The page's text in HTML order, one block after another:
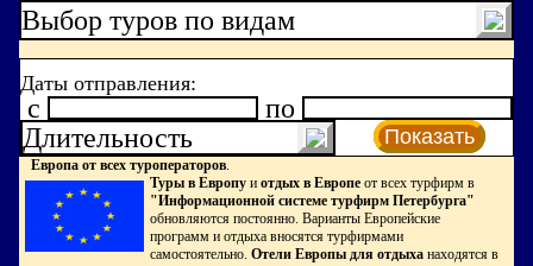
Выбор туров по видам
Даты отправления:
c
по
Длительность
Показать
Европа от всех туроператоров.
Туры в Европу и отдых в Европе от всех турфирм в
"Информационной системе турфирм Петербурга"
обновляются постоянно. Варианты Европейские
программ и отдыха вносятся турфирмами
самостоятельно. Отели Европы для отдыха находятся в